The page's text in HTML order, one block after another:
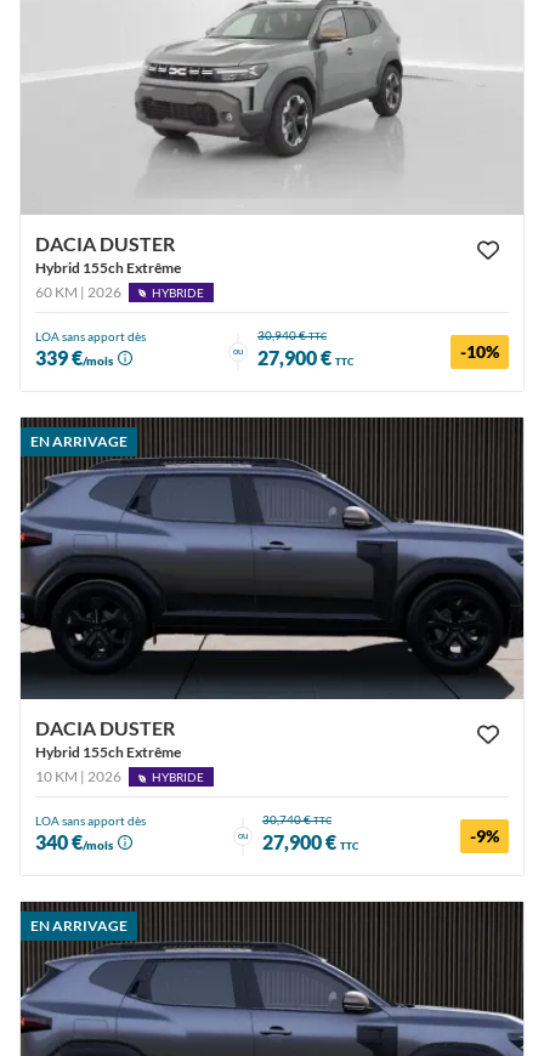
DACIA DUSTER
Hybrid 155ch Extrême
60 KM | 2026
HYBRIDE
LOA sans apport dès
339 €/mois
ou
30,940 €TTC
27,900 € TTC -10%
EN ARRIVAGE
DACIA DUSTER
Hybrid 155ch Extrême
10 KM | 2026
HYBRIDE
LOA sans apport dès
340 €/mois
ou
30,740 €TTC
27,900 € TTC -9%
EN ARRIVAGE